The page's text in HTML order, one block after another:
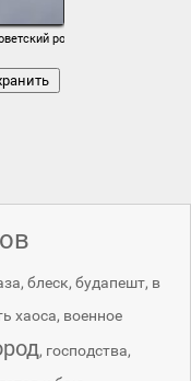
российский
, блеск, будапешт, в
хаоса, военное
, господства,